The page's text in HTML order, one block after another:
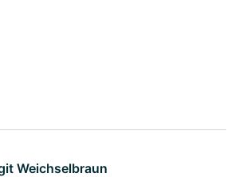
Weichselbraun